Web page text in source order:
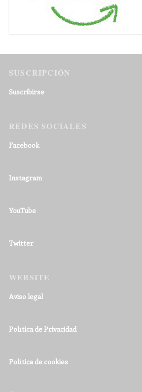
SUSCRIPCIÓN
Suscribirse
REDES SOCIALES
Facebook
Instagram
YouTube
Twitter
WEBSITE
Aviso legal
Política de Privacidad
Política de cookies